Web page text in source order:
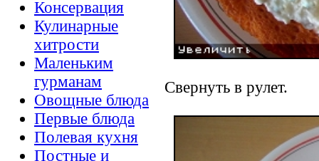
Консервация
Кулинарные
хитрости
Маленьким
гурманам
Овощные блюда
Первые блюда
Полевая кухня
Постные и
Свернуть в рулет.